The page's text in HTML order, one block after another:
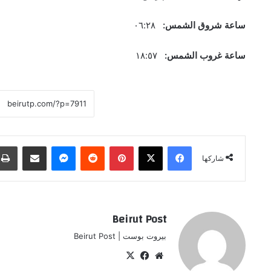
ساعة شروق الشمس:
ساعة غروب الشمس:
شاركها
فيسبوك ‫X بينتيريست
‏Reddit ماسنجر مشاركة عبر البريد
Beirut Post
بيروت بوست | Beirut Post
موقعفيسبوك